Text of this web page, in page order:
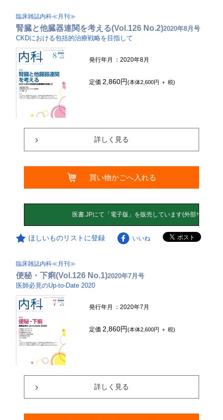
臨床雑誌内科≪月刊≫
腎臓と他臓器連関を考える(Vol.126 No.2)2020年8月号
CKDにおける包括的治療戦略を目指して
発行年月 ：2020年8月
定価2,860円(本体2,600円 ＋ 税)
詳しく見る
買い物かごへ入れる
ほしいものリストに登録 いいね
臨床雑誌内科≪月刊≫
便秘・下痢(Vol.126 No.1)2020年7月号
医師必見のUp-to-Date 2020
発行年月 ：2020年7月
定価2,860円(本体2,600円 ＋ 税)
詳しく見る